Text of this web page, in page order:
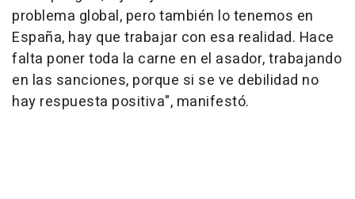
problema global, pero también lo tenemos en
España, hay que trabajar con esa realidad. Hace
falta poner toda la carne en el asador, trabajando
en las sanciones, porque si se ve debilidad no
hay respuesta positiva", manifestó.